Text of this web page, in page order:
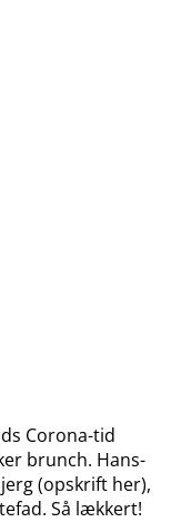
Corona-tid
brunch. Hans-
(opskrift her),
Så lækkert!